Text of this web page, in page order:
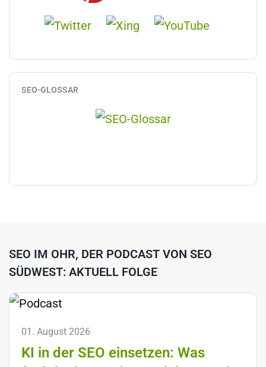
SEO-GLOSSAR
SEO IM OHR, DER PODCAST VON SEO
SÜDWEST: AKTUELL FOLGE
01. August 2026
KI in der SEO einsetzen: Was